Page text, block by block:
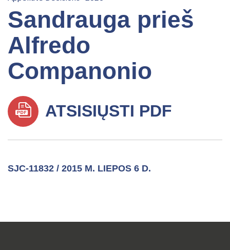
Sandrauga prieš
Alfredo
Companonio
ATSISIŲSTI PDF
SJC-11832 / 2015 M. LIEPOS 6 D.